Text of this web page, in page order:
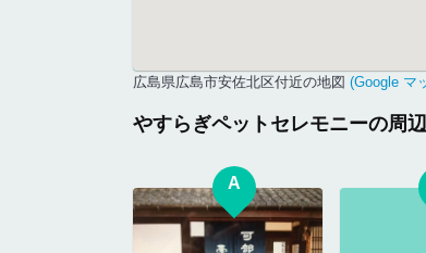
広島県広島市安佐北区付近の地図 (Google マ
やすらぎペットセレモニーの周
A